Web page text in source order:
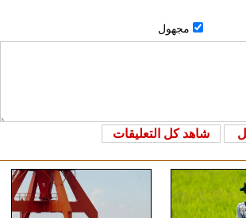
مجهول